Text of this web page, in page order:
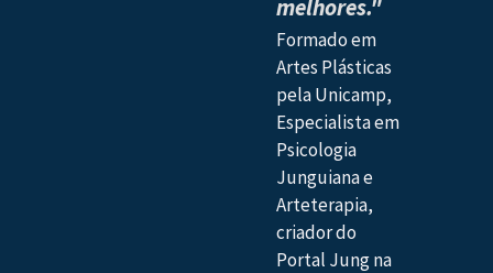
melhores."
Formado em
Artes Plásticas
pela Unicamp,
Especialista em
Psicologia
Junguiana e
Arteterapia,
criador do
Portal Jung na